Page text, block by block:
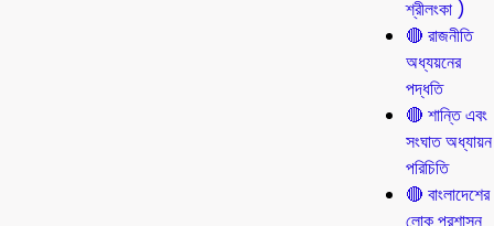
শ্রীলংকা )
🔴 রাজনীতি
অধ্যয়নের
পদ্ধতি
🔴 শান্তি এবং
সংঘাত অধ্যায়ন
পরিচিতি
🔴 বাংলাদেশের